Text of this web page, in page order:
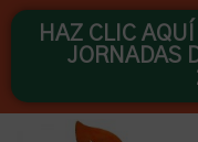
o
o
k
e
HAZ CLIC
JORNADAS